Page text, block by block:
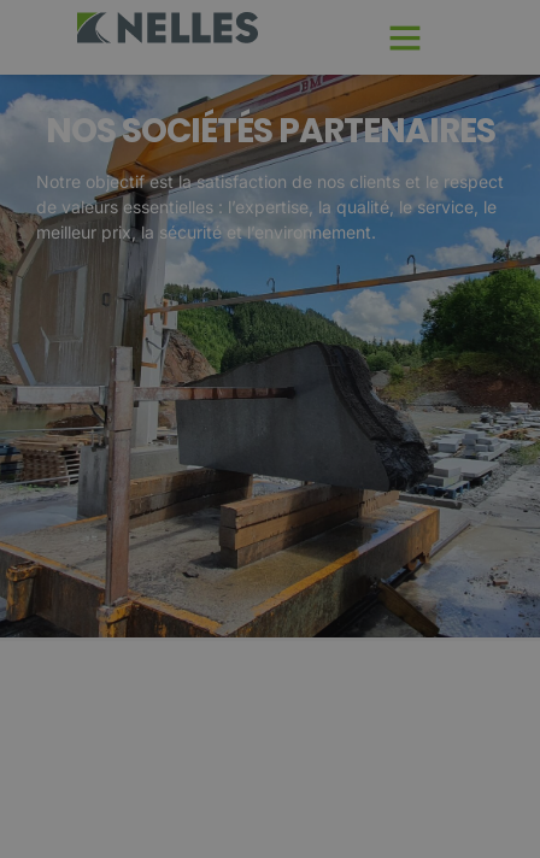
NOS SOCIÉTÉS PARTENAIRES
Notre objectif est la satisfaction de nos clients et le respect
de valeurs essentielles : l’expertise, la qualité, le service, le
meilleur prix, la sécurité et l’environnement.